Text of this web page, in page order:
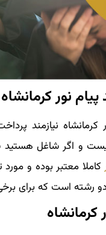
نور کرمانشاه
نیازمند
اگر شاغل هستید یا
کاملا معتبر بوده و
رشته است که برای
کرمانشاه